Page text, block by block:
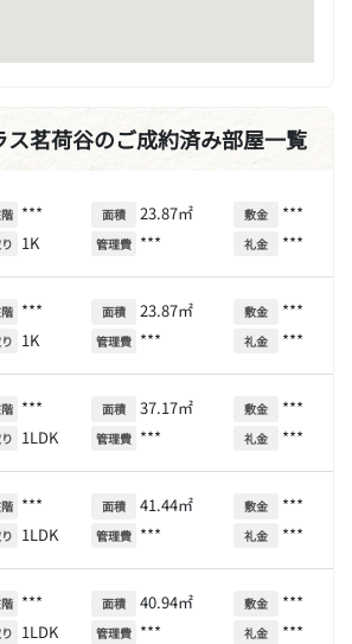
ス茗荷谷のご成約済み部屋一覧
***
1K
面積 23.87㎡
管理費 ***
敷金 ***
礼金 ***
***
1K
面積 23.87㎡
管理費 ***
敷金 ***
礼金 ***
***
1LDK
面積 37.17㎡
管理費 ***
敷金 ***
礼金 ***
***
1LDK
面積 41.44㎡
管理費 ***
敷金 ***
礼金 ***
***
1LDK
面積 40.94㎡
管理費 ***
敷金 ***
礼金 ***